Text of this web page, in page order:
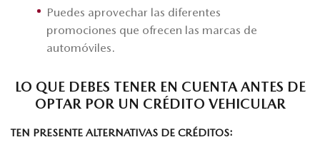
Puedes aprovechar las diferentes
promociones que ofrecen las marcas de
automóviles.
LO QUE DEBES TENER EN CUENTA ANTES DE
OPTAR POR UN CRÉDITO VEHICULAR
TEN PRESENTE ALTERNATIVAS DE CRÉDITOS: